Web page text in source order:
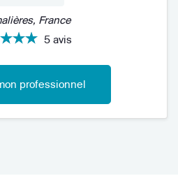
France
5 avis
professionnel